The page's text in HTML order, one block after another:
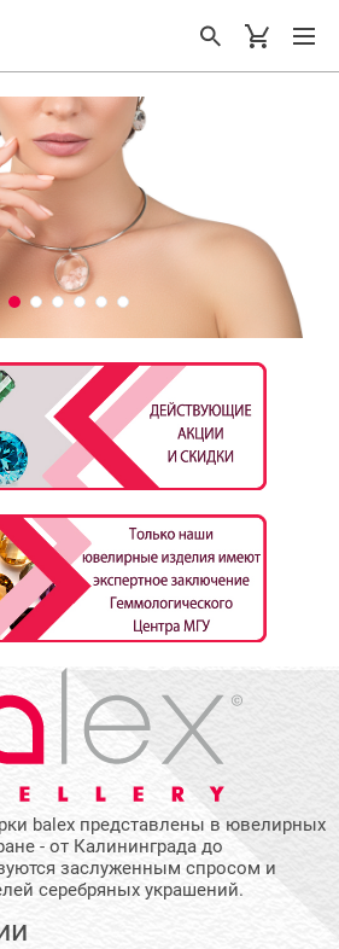
balex представлены в ювелирных
- от Калининграда до
заслуженным спросом и
серебряных украшений.